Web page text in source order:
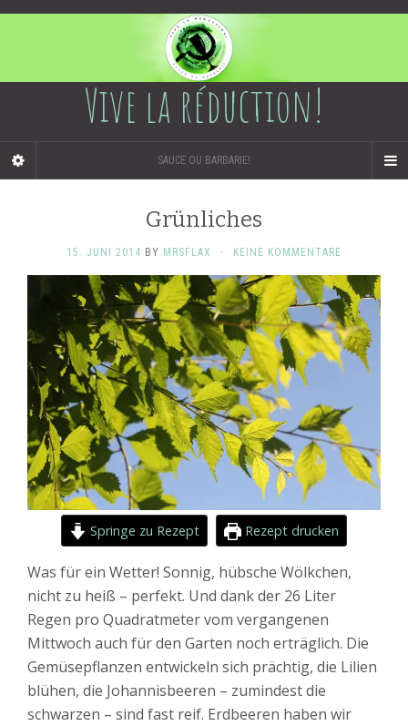
Vive la réduction!
SAUCE OU BARBARIE!
Grünliches
15. JUNI 2014 BY MRSFLAX · KEINE KOMMENTARE
Springe zu Rezept Rezept drucken
Was für ein Wetter! Sonnig, hübsche Wölkchen,
nicht zu heiß – perfekt. Und dank der 26 Liter
Regen pro Quadratmeter vom vergangenen
Mittwoch auch für den Garten noch erträglich. Die
Gemüsepflanzen entwickeln sich prächtig, die Lilien
blühen, die Johannisbeeren – zumindest die
schwarzen – sind fast reif. Erdbeeren haben wir